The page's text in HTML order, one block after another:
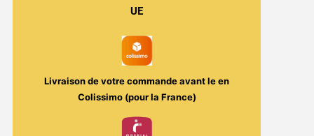
UE
Livraison de votre commande avant leen
Colissimo (pour la France)